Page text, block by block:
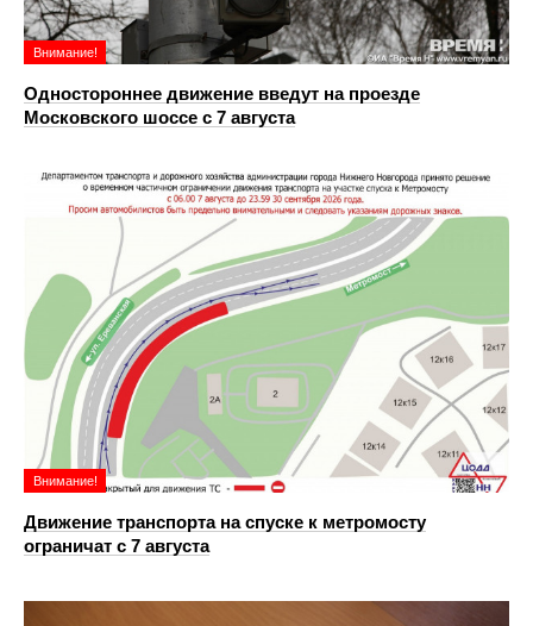
Внимание!
Одностороннее движение введут на проезде
Московского шоссе с 7 августа
Внимание!
Движение транспорта на спуске к метромосту
ограничат с 7 августа